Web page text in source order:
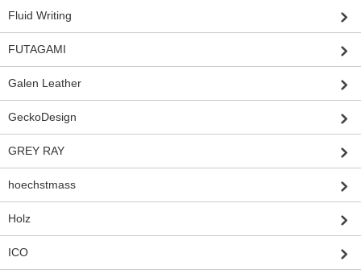
Fluid Writing
FUTAGAMI
Galen Leather
GeckoDesign
GREY RAY
hoechstmass
Holz
ICO